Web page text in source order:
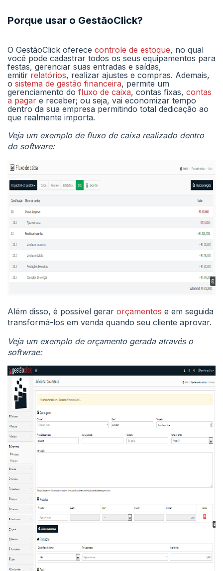
Porque usar o GestãoClick?
O GestãoClick oferece controle de estoque, no qual
você pode cadastrar todos os seus equipamentos para
festas, gerenciar suas entradas e saídas,
emitir relatórios, realizar ajustes e compras. Ademais,
o sistema de gestão financeira, permite um
gerenciamento do fluxo de caixa, contas fixas, contas
a pagar e receber; ou seja, vai economizar tempo
dentro da sua empresa permitindo total dedicação ao
que realmente importa.
Veja um exemplo de fluxo de caixa realizado dentro
do software:
Além disso, é possível gerar orçamentos e em seguida
transformá-los em venda quando seu cliente aprovar.
Veja um exemplo de orçamento gerada através o
softwrae: